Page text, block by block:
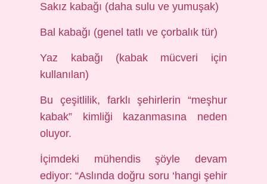
Sakız kabağı (daha sulu ve yumuşak)
Bal kabağı (genel tatlı ve çorbalık tür)
Yaz kabağı (kabak mücveri için
kullanılan)
Bu çeşitlilik, farklı şehirlerin “meşhur
kabak” kimliği kazanmasına neden
oluyor.
İçimdeki mühendis şöyle devam
ediyor: “Aslında doğru soru ‘hangi şehir